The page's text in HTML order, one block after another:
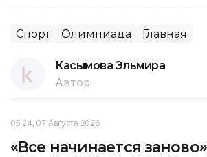
Спорт Олимпиада Главная
Касымова Эльмира
Автор
05:24, 07 Августа 2026
«Все начинается